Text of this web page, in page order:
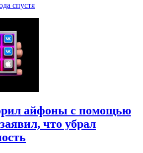
спустя
айфоны с помощью
что убрал